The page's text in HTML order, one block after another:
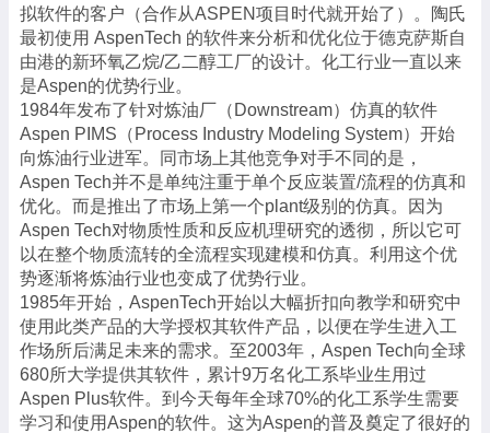
拟软件的客户（合作从ASPEN项目时代就开始了）。陶氏
最初使用 AspenTech 的软件来分析和优化位于德克萨斯自
由港的新环氧乙烷/乙二醇工厂的设计。化工行业一直以来
是Aspen的优势行业。
1984年发布了针对炼油厂（Downstream）仿真的软件
Aspen PIMS（Process Industry Modeling System）开始
向炼油行业进军。同市场上其他竞争对手不同的是，
Aspen Tech并不是单纯注重于单个反应装置/流程的仿真和
优化。而是推出了市场上第一个plant级别的仿真。因为
Aspen Tech对物质性质和反应机理研究的透彻，所以它可
以在整个物质流转的全流程实现建模和仿真。利用这个优
势逐渐将炼油行业也变成了优势行业。
1985年开始，AspenTech开始以大幅折扣向教学和研究中
使用此类产品的大学授权其软件产品，以便在学生进入工
作场所后满足未来的需求。至2003年，Aspen Tech向全球
680所大学提供其软件，累计9万名化工系毕业生用过
Aspen Plus软件。到今天每年全球70%的化工系学生需要
学习和使用Aspen的软件。这为Aspen的普及奠定了很好的